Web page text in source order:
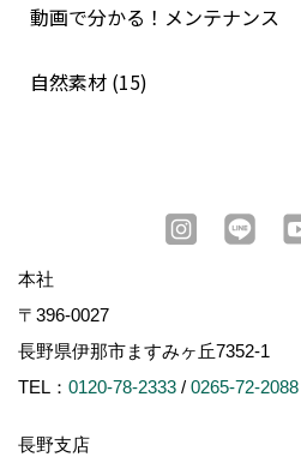
動画で分かる！メンテナンス
自然素材 (15)
本社
〒396-0027
長野県伊那市ますみヶ丘7352-1
TEL： 0120-78-2333 / 0265-72-2088
長野支店